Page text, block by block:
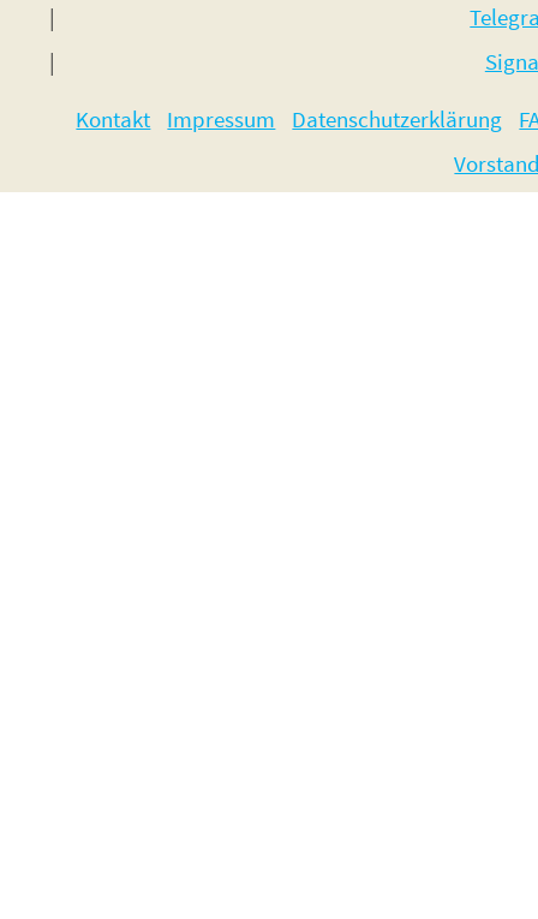
Kontakt
Impressum Datenschutzerklärung